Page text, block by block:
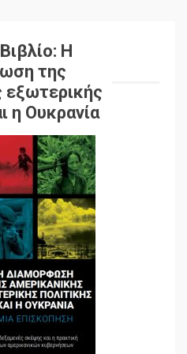
Η
της
εξωτερικής
η Ουκρανία